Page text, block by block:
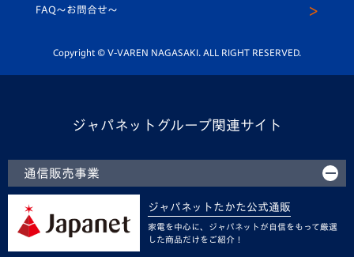
平和祈念活動
ホームタウン活動
スクール
FAQ〜お問合せ〜
Copyright © V-VAREN NAGASAKI. ALL RIGHT RESERVED.
ジャパネットグループ関連サイト
通信販売事業
ジャパネットたかた公式通販
家電を中心に、ジャパネットが自信をもって厳選
した商品だけをご紹介！